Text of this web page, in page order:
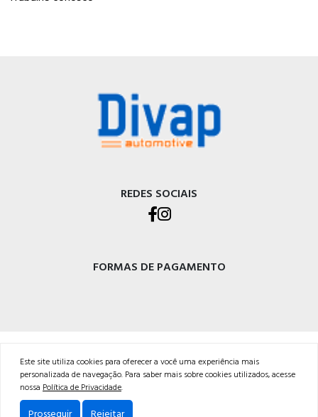
REDES SOCIAIS
FORMAS DE PAGAMENTO
Rod. BR-470 - Km 225, Integração<br />Garibaldi - RS, CEP 95720-000 <br />54 3029-
5400
Powered by:
Este site utiliza cookies para oferecer a você uma experiência mais
personalizada de navegação. Para saber mais sobre cookies utilizados, acesse
nossa Política de Privacidade.
Prosseguir Rejeitar